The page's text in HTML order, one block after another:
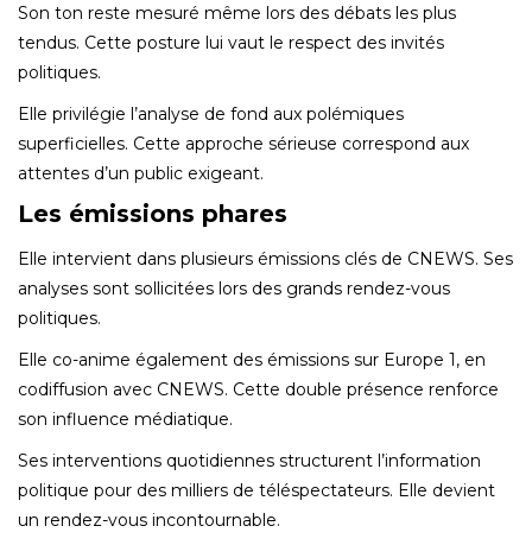
Son ton reste mesuré même lors des débats les plus
tendus. Cette posture lui vaut le respect des invités
politiques.
Elle privilégie l’analyse de fond aux polémiques
superficielles. Cette approche sérieuse correspond aux
attentes d’un public exigeant.
Les émissions phares
Elle intervient dans plusieurs émissions clés de CNEWS. Ses
analyses sont sollicitées lors des grands rendez-vous
politiques.
Elle co-anime également des émissions sur Europe 1, en
codiffusion avec CNEWS. Cette double présence renforce
son influence médiatique.
Ses interventions quotidiennes structurent l’information
politique pour des milliers de téléspectateurs. Elle devient
un rendez-vous incontournable.